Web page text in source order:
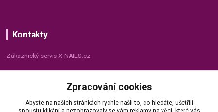
Kontakty
Zákaznický servis X-NAILS.cz
+420 735 055 075Zpracování cookies
Abyste na našich stránkách rychle našli to, co hledáte, ušetřili
spoustu klikání a nezobrazovaly se vám reklamy na věci, které vás